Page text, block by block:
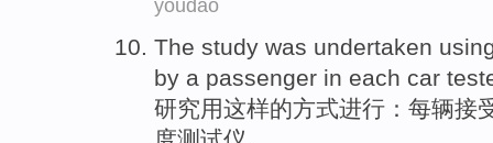
youdao
The study was undertaken
by a passenger in each car
研究用这样的方式进行 ： 每辆接